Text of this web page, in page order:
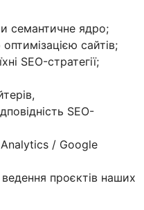
семантичне ядро;
сайтів;
SEO-стратегії;
SEO-
Analytics / Google
проєктів наших